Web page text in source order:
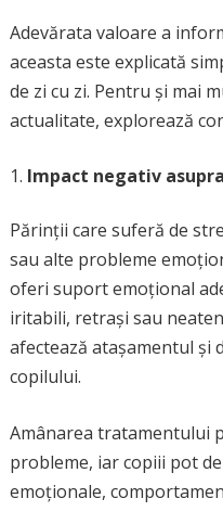
Adevărata valoare a
aceasta este explicată
de zi cu zi. Pentru și mai
actualitate, explorează
Impact negativ
Părinții care suferă de
sau alte probleme
oferi suport emoțional
iritabili, retrași sau
afectează atașamentul și
copilului.
Amânarea tratamentului
probleme, iar copiii pot
emoționale,